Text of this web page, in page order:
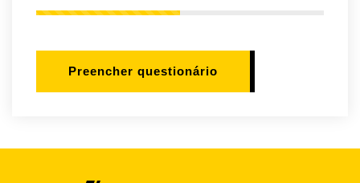
Preencher questionário